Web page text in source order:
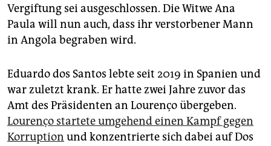
Vergiftung sei ausgeschlossen. Die Witwe Ana
Paula will nun auch, dass ihr verstorbener Mann
in Angola begraben wird.
Eduardo dos Santos lebte seit 2019 in Spanien und
war zuletzt krank. Er hatte zwei Jahre zuvor das
Amt des Präsidenten an Lourenço übergeben.
Lourenço startete umgehend einen Kampf gegen
Korruption und kon­zen­trier­te sich dabei auf Dos